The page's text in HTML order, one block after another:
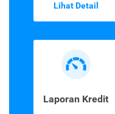
Lihat Detail
Laporan Kredit